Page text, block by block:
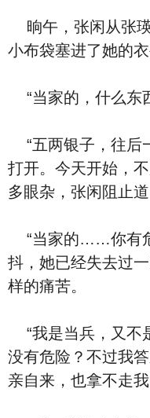
晌午，张闲从张
小布袋塞进了她的衣
“当家的，什么东
“五两银子，往后
打开。今天开始，
多眼杂，张闲阻止道
“当家的……你有危
抖，她已经失去过
样的痛苦。
“我是当兵，又不
没有危险？不过我
亲自来，也拿不走我